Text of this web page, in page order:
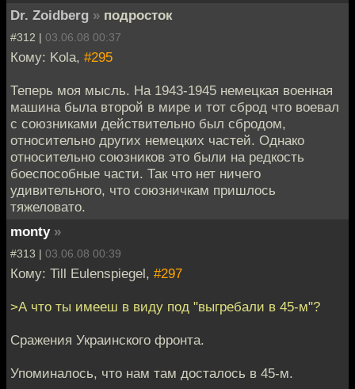
Dr. Zoidberg » подросток
#312 | 03.06.08 00:37
Кому: Kola, #295
Теперь моя мысль. На 1943-1945 немецкая военная
машина была второй в мире и тот сброд что воевал
с союзниками действительно был сбродом,
относительно других немецких частей. Однако
относительно союзников это были на редкость
боеспособные части. Так что нет ничего
удивительного, что союзничкам пришлось
тяжеловато.
monty »
#313 | 03.06.08 00:39
Кому: Till Eulenspiegel, #297
>А что ты имееш в виду под "выгребали в 45-м"?
Сражения Украинского фронта.
Упоминалось, что нам там досталось в 45-м.